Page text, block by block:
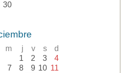
30
m j v s d
1 2 3 4
7 8 9 10 11